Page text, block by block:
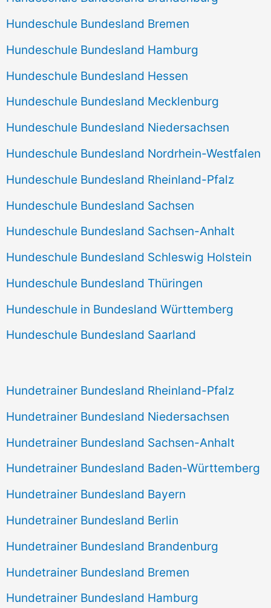
Hundeschule Bundesland Bremen
Hundeschule Bundesland Hamburg
Hundeschule Bundesland Hessen
Hundeschule Bundesland Mecklenburg
Hundeschule Bundesland Niedersachsen
Hundeschule Bundesland Nordrhein-Westfalen
Hundeschule Bundesland Rheinland-Pfalz
Hundeschule Bundesland Sachsen
Hundeschule Bundesland Sachsen-Anhalt
Hundeschule Bundesland Schleswig Holstein
Hundeschule Bundesland Thüringen
Hundeschule in Bundesland Württemberg
Hundeschule Bundesland Saarland
Hundetrainer Bundesland Rheinland-Pfalz
Hundetrainer Bundesland Niedersachsen
Hundetrainer Bundesland Sachsen-Anhalt
Hundetrainer Bundesland Baden-Württemberg
Hundetrainer Bundesland Bayern
Hundetrainer Bundesland Berlin
Hundetrainer Bundesland Brandenburg
Hundetrainer Bundesland Bremen
Hundetrainer Bundesland Hamburg